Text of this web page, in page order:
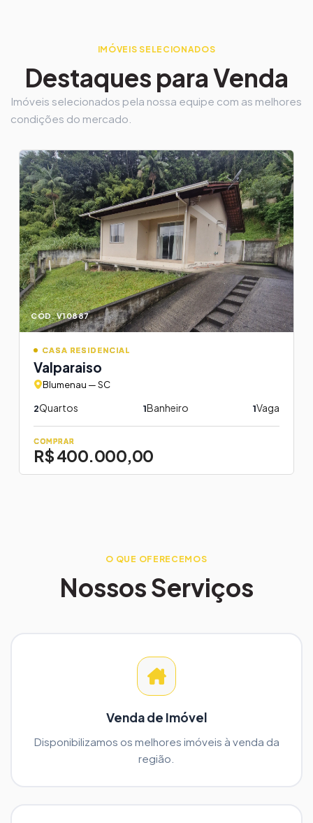
IMÓVEIS SELECIONADOS
Destaques para Venda
Imóveis selecionados pela nossa equipe com as melhores
condições do mercado.
CÓD. V10887
CASA RESIDENCIAL
Valparaiso
Blumenau — SC
2Quartos 1Banheiro 1Vaga
COMPRAR
R$ 400.000,00
O QUE OFERECEMOS
Nossos Serviços
Venda de Imóvel
Disponibilizamos os melhores imóveis à venda da
região.